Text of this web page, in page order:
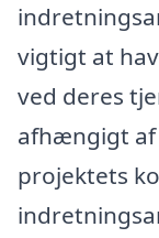
vigtigt at
ved deres
afhængigt
projektets